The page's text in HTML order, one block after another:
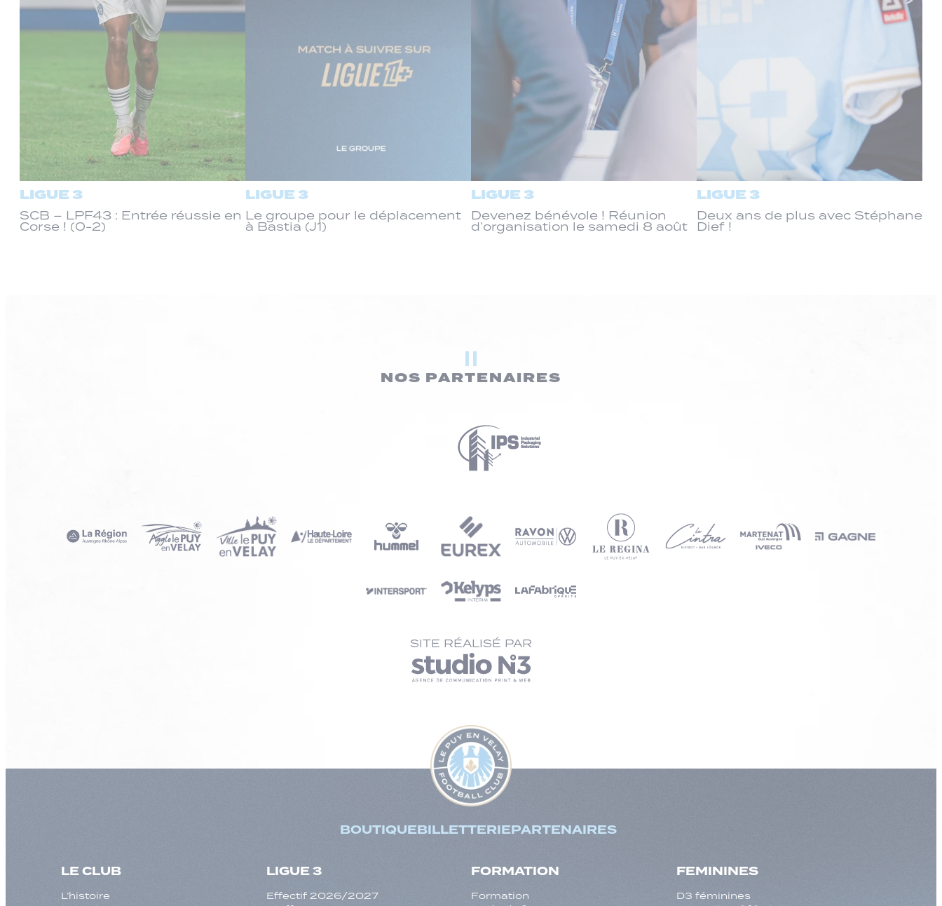
LIGUE 3
SCB – LPF43 : Entrée réussie en
Corse ! (0-2)
LIGUE 3
Le groupe pour le déplacement
à Bastia (J1)
LIGUE 3
Devenez bénévole ! Réunion
d’organisation le samedi 8 août
LIGUE 3
Deux ans de plus avec Stéphane
Dief !
NOS PARTENAIRES
SITE RÉALISÉ PAR
BOUTIQUEBILLETTERIEPARTENAIRES
LE CLUB
L’histoire
LIGUE 3
Effectif 2026/2027
FORMATION
Formation
FEMININES
D3 féminines